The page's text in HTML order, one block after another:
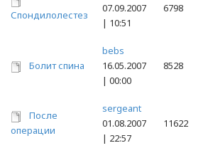
Спондилолестез
07.09.2007
| 10:51
6798
Болит спина
bebs
16.05.2007
| 00:00
8528
После
операции
sergeant
01.08.2007
| 22:57
11622